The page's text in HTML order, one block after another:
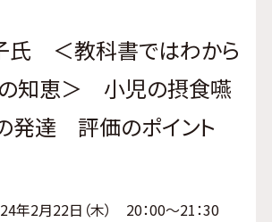
氏 ＜教科書ではわから
知恵＞ 小児の摂食嚥
発達 評価のポイント
年2月22日（木） 20：00～21：30